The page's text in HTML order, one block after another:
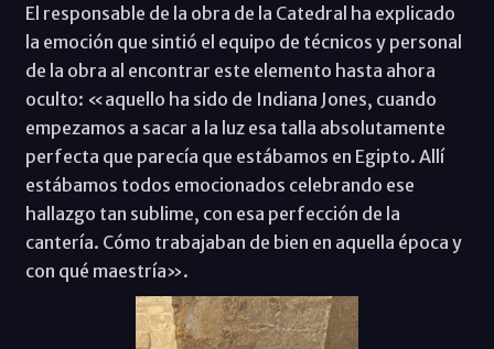
El responsable de la obra de la Catedral ha explicado
la emoción que sintió el equipo de técnicos y personal
de la obra al encontrar este elemento hasta ahora
oculto: «aquello ha sido de Indiana Jones, cuando
empezamos a sacar a la luz esa talla absolutamente
perfecta que parecía que estábamos en Egipto. Allí
estábamos todos emocionados celebrando ese
hallazgo tan sublime, con esa perfección de la
cantería. Cómo trabajaban de bien en aquella época y
con qué maestría».